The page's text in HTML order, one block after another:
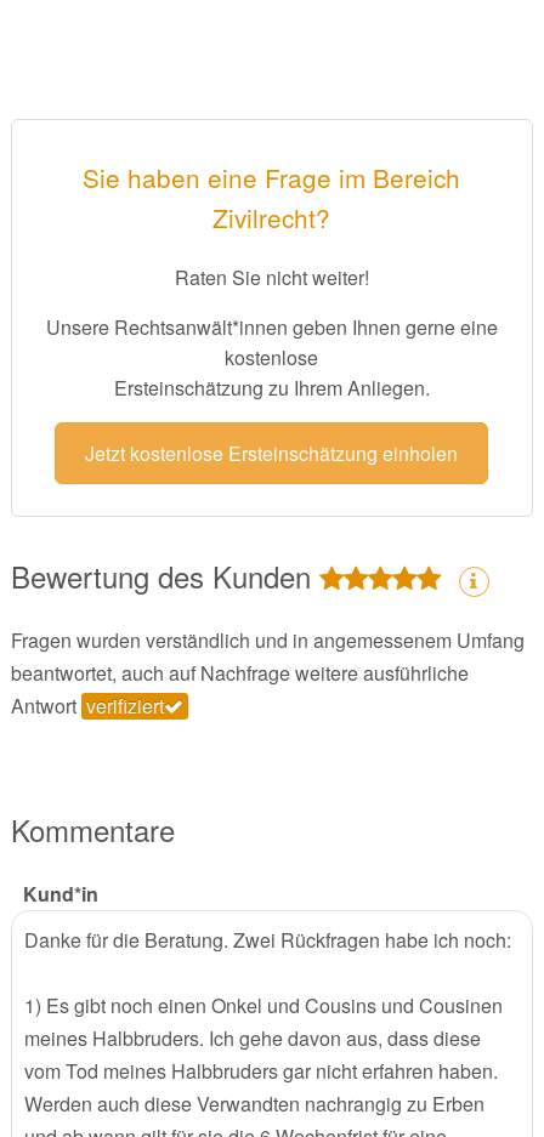
Sie haben eine Frage im Bereich
Zivilrecht?
Raten Sie nicht weiter!
Unsere Rechtsanwält*innen geben Ihnen gerne eine
kostenlose
Ersteinschätzung zu Ihrem Anliegen.
Jetzt kostenlose Ersteinschätzung einholen
Bewertung des Kunden
Fragen wurden verständlich und in angemessenem Umfang
beantwortet, auch auf Nachfrage weitere ausführliche
Antwort verifiziert
Kommentare
Kund*in
Danke für die Beratung. Zwei Rückfragen habe ich noch:
1) Es gibt noch einen Onkel und Cousins und Cousinen
meines Halbbruders. Ich gehe davon aus, dass diese
vom Tod meines Halbbruders gar nicht erfahren haben.
Werden auch diese Verwandten nachrangig zu Erben